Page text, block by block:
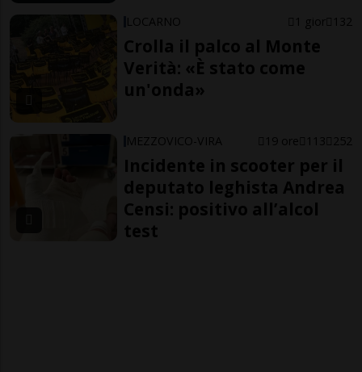
LOCARNO 1 gior 132
Crolla il palco al Monte
Verità: «È stato come
un'onda»
MEZZOVICO-VIRA 19 ore 113 252
Incidente in scooter per il
deputato leghista Andrea
Censi: positivo all’alcol
test